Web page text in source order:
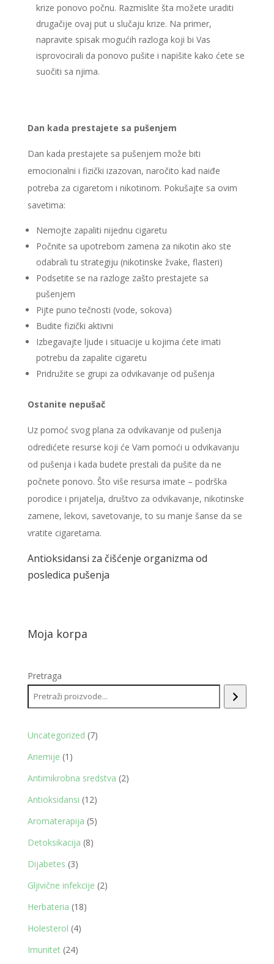
krize ponovo počnu. Razmislite šta možete uraditi
drugačije ovaj put u slučaju krize. Na primer,
napravite spisak mogućih razloga koji bi Vas
isprovocirali da ponovo pušite i napišite kako ćete se
suočiti sa njima.
Dan kada prestajete sa pušenjem
Dan kada prestajete sa pušenjem može biti
emocionalni i fizički izazovan, naročito kad naiđe
potreba za cigaretom i nikotinom. Pokušajte sa ovim
savetima:
Nemojte zapaliti nijednu cigaretu
Počnite sa upotrebom zamena za nikotin ako ste
odabrali tu strategiju (nikotinske žvake, flasteri)
Podsetite se na razloge zašto prestajete sa
pušenjem
Pijte puno tečnosti (vode, sokova)
Budite fizički aktivni
Izbegavajte ljude i situacije u kojima ćete imati
potrebu da zapalite cigaretu
Pridružite se grupi za odvikavanje od pušenja
Ostanite nepušač
Uz pomoć svog plana za odvikavanje od pušenja
odredićete resurse koji će Vam pomoći u odvikavanju
od pušenja i kada budete prestali da pušite da ne
počnete ponovo. Što više resursa imate – podrška
porodice i prijatelja, društvo za odvikavanje, nikotinske
zamene, lekovi, savetovanje, to su manje šanse da se
vratite cigaretama.
Antioksidansi za čišćenje organizma od
posledica pušenja
Moja korpa
Pretraga
Uncategorized 77
Anemije 1 1
proizvod
Antimikrobna sredstva 22
Antioksidansi 1212
proizvoda
Aromaterapija 55
Detoksikacija 88
Dijabetes 33
proizvoda
Gljivične infekcije 22
Herbateria 1818
Holesterol 44
Imunitet 2424